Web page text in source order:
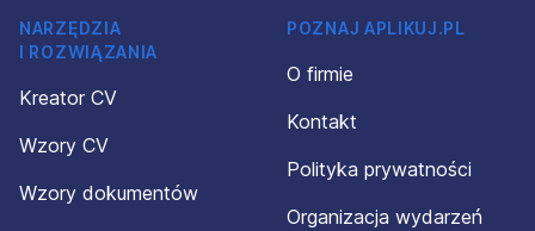
NARZĘDZIA
I ROZWIĄZANIA
Kreator CV
Wzory CV
Wzory dokumentów
POZNAJ APLIKUJ.PL
O firmie
Kontakt
Polityka prywatności
Organizacja wydarzeń